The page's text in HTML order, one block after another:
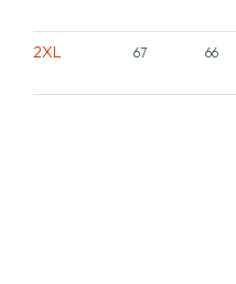
2XL 67 66